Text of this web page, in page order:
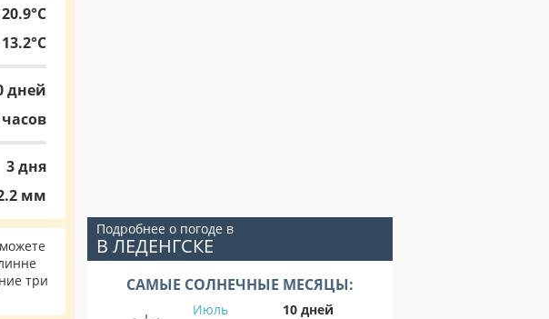
20.9°C
13.2°C
дней
часов
3 дня
мм
три
Подробнее о погоде в
В ЛЕДЕНГСКЕ
САМЫЕ СОЛНЕЧНЫЕ МЕСЯЦЫ:
Июль
10 дней